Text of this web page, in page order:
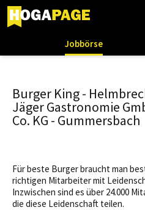
Jobbörse
Burger King -
Jäger Gastronomie
Co. KG - Gummersbach
Für beste Burger braucht man
richtigen Mitarbeiter mit
Inzwischen sind es über 24.000
die diese Leidenschaft teilen.